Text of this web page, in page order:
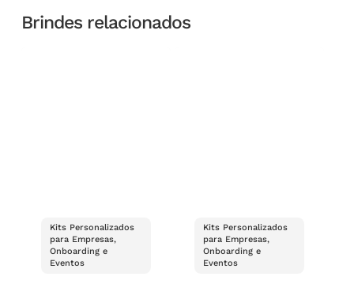
Brindes relacionados
Kits Personalizados
para Empresas,
Onboarding e
Eventos
Kits Personalizados
para Empresas,
Onboarding e
Eventos